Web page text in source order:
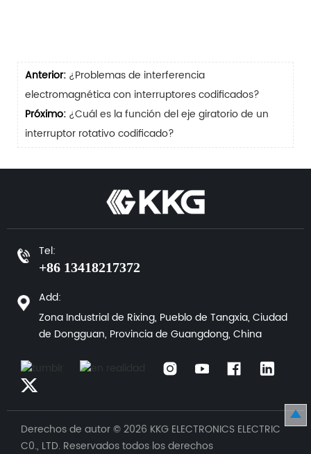
Anterior: ¿Problemas de interferencia
electromagnética con interruptores codificados?
Próximo: ¿Cuál es la función del eje giratorio de un
interruptor rotativo codificado?
Tel:
+86 13418217372
Add:
Zona Industrial de Rixing, Pueblo de Tangxia, Ciudad
de Dongguan, Provincia de Guangdong, China
Derechos de autor © 2026 KKG ELECTRONICS ELECTRIC
C0., LTD. Reservados todos los derechos